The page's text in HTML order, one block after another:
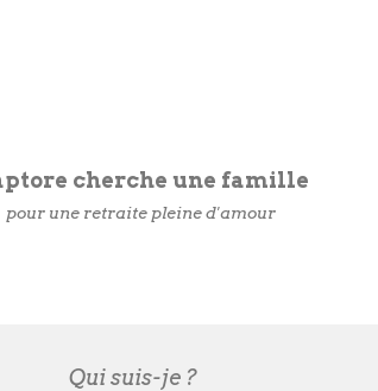
Qui suis-je ?
cherche une famille
pour une retraite pleine d'amour